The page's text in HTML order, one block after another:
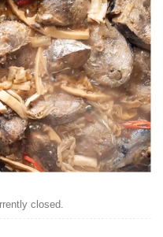
closed.